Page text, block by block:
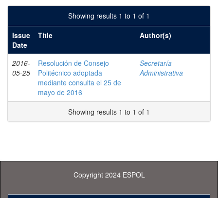
Showing results 1 to 1 of 1
Issue
Date
Title Author(s)
2016-
05-25
Resolución de Consejo
Politécnico adoptada
mediante consulta el 25 de
mayo de 2016
Secretaría
Administrativa
Showing results 1 to 1 of 1
Copyright 2024 ESPOL